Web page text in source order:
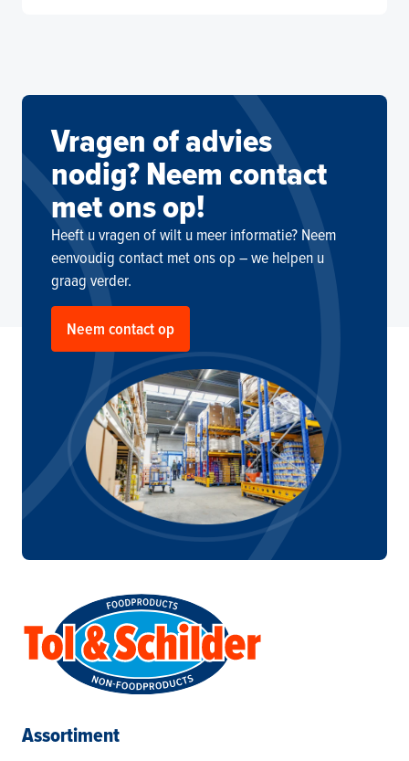
geen deel uitmaken van ons reguliere
assortiment, speciaal bestellen voor onze
klanten.
Vragen of advies
nodig? Neem contact
met ons op!
Heeft u vragen of wilt u meer informatie? Neem
eenvoudig contact met ons op – we helpen u
graag verder.
Neem contact op
Assortiment